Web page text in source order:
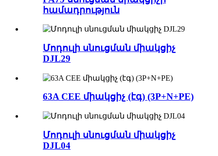
համադրություն
Մոդուլի սնուցման միակցիչ
DJL29
63A CEE միակցիչ (էգ) (3P+N+PE)
Մոդուլի սնուցման միակցիչ
DJL04